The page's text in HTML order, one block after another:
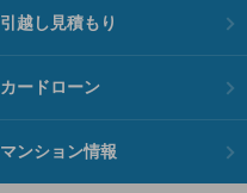
引越し見積もり
カードローン
マンション情報